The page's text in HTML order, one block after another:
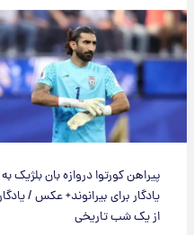
پیراهن کورتوا دروازه بان بلژیک به
یادگار برای بیرانوند+ عکس / یادگاری
از یک شب تاریخی